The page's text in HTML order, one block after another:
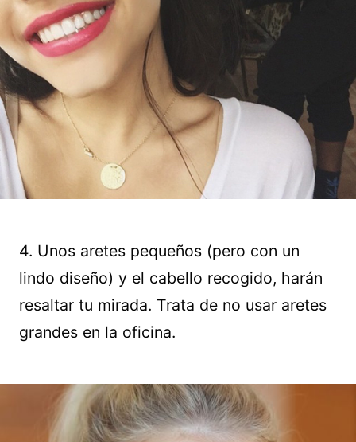
4. Unos aretes pequeños (pero con un
lindo diseño) y el cabello recogido, harán
resaltar tu mirada. Trata de no usar aretes
grandes en la oficina.